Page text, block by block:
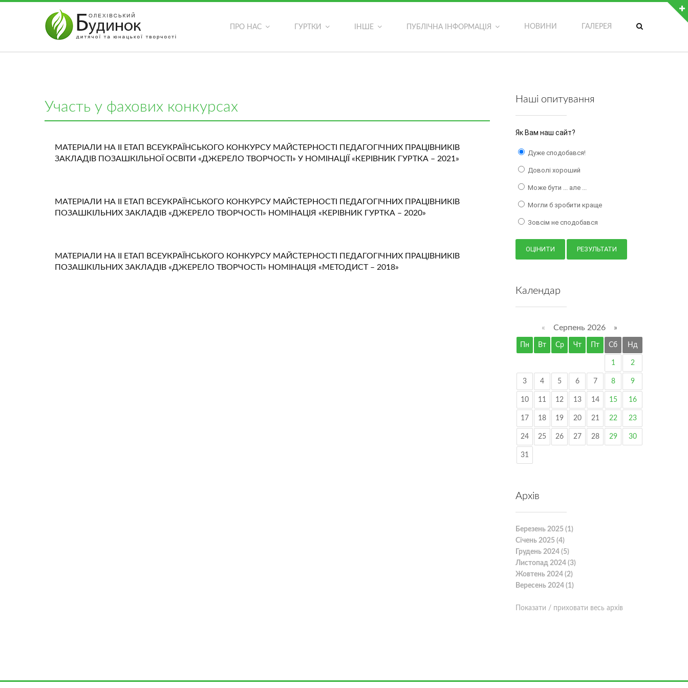
Обрати мову сторінки
Написати адміністратору сайту
ПРО НАС ГУРТКИ ІНШЕ ПУБЛІЧНА ІНФОРМАЦІЯ НОВИНИ ГАЛЕРЕЯ
Участь у фахових конкурсах
МАТЕРІАЛИ НА ІІ ЕТАП ВСЕУКРАЇНСЬКОГО КОНКУРСУ МАЙСТЕРНОСТІ ПЕДАГОГІЧНИХ ПРАЦІВНИКІВ
ЗАКЛАДІВ ПОЗАШКІЛЬНОЇ ОСВІТИ «ДЖЕРЕЛО ТВОРЧОСТІ» У НОМІНАЦІЇ «КЕРІВНИК ГУРТКА – 2021»
МАТЕРІАЛИ НА ІІ ЕТАП ВСЕУКРАЇНСЬКОГО КОНКУРСУ МАЙСТЕРНОСТІ ПЕДАГОГІЧНИХ ПРАЦІВНИКІВ
ПОЗАШКІЛЬНИХ ЗАКЛАДІВ «ДЖЕРЕЛО ТВОРЧОСТІ» НОМІНАЦІЯ «КЕРІВНИК ГУРТКА – 2020»
МАТЕРІАЛИ НА ІІ ЕТАП ВСЕУКРАЇНСЬКОГО КОНКУРСУ МАЙСТЕРНОСТІ ПЕДАГОГІЧНИХ ПРАЦІВНИКІВ
ПОЗАШКІЛЬНИХ ЗАКЛАДІВ «ДЖЕРЕЛО ТВОРЧОСТІ» НОМІНАЦІЯ «МЕТОДИСТ – 2018»
Наші опитування
Як Вам наш сайт?
Дуже сподобався!
Доволі хороший
Може бути ... але ...
Могли б зробити краще
Зовсім не сподобався
Календар
« Серпень 2026 »
Пн Вт Ср Чт Пт Сб Нд
1 2
3 4 5 6 7 8 9
10 11 12 13 14 15 16
17 18 19 20 21 22 23
24 25 26 27 28 29 30
31
Архів
Березень 2025 (1)
Січень 2025 (4)
Грудень 2024 (5)
Листопад 2024 (3)
Жовтень 2024 (2)
Вересень 2024 (1)
Показати / приховати весь архів